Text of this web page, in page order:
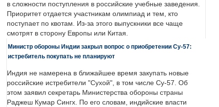
в сложности поступления в российские учебные заведения.
Приоритет отдается участникам олимпиад и тем, кто
поступает по квотам. Из-за этого выпускники все чаще
смотрят в сторону Европы или Китая.
Министр обороны Индии закрыл вопрос о приобретении Су-57:
истребитель покупать не планируют
Индия не намерена в ближайшее время закупать новые
российские истребители "Сухой", в том числе Су-57. Об
этом заявил секретарь Министерства обороны страны
Раджеш Кумар Сингх. По его словам, индийские власти